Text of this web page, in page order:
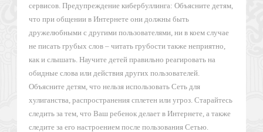
сервисов. Предупреждение кибербуллинга: Объясните детям,
что при общении в Интернете они должны быть
дружелюбными с другими пользователями, ни в коем случае
не писать грубых слов – читать грубости также неприятно,
как и слышать. Научите детей правильно реагировать на
обидные слова или действия других пользователей.
Объясните детям, что нельзя использовать Сеть для
хулиганства, распространения сплетен или угроз. Старайтесь
следить за тем, что Ваш ребенок делает в Интернете, а также
следите за его настроением после пользования Сетью.